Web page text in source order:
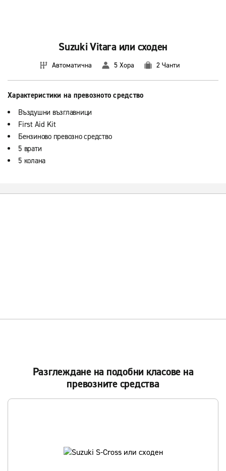
Suzuki Vitara или сходен
Автоматична 5 Хора 2 Чанти
Характеристики на превозното средство
Въздушни възглавници
First Aid Kit
Бензиново превозно средство
5 врати
5 колана
Разглеждане на подобни класове на
превозните средства